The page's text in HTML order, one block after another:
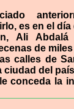
es en el día
Ali
de
calles de
ciudad del
conceda la